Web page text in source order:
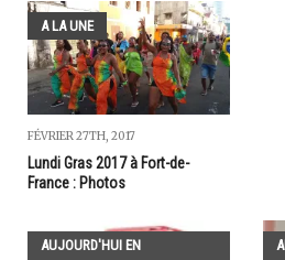
A LA UNE
FÉVRIER 27TH, 2017
Lundi Gras 2017 à Fort-de-
France : Photos
AUJOURD'HUI EN